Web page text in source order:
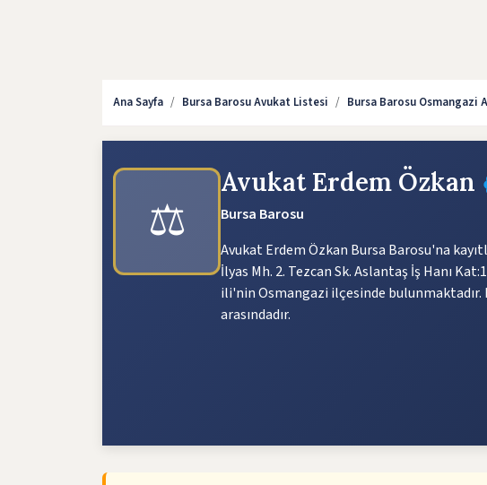
Ana Sayfa Bursa Barosu Avukat Listesi Bursa Barosu Osmangazi
⚖️
Avukat Erdem Özkan
Bursa Barosu
Avukat Erdem Özkan Bursa Barosu'na
İlyas Mh. 2. Tezcan Sk. Aslantaş İş Hanı
ili'nin Osmangazi ilçesinde bulunmaktadır.
arasındadır.